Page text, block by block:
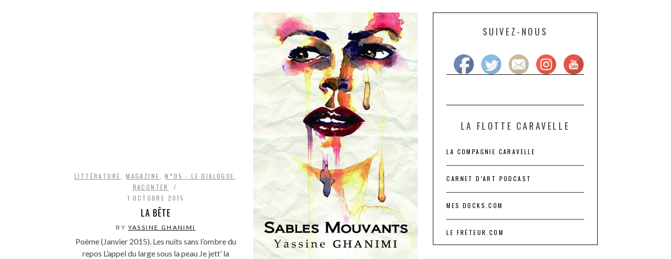
LITTÉRATURE,MAGAZINE,N°05 - LE DIALOGUE,
RACONTER
1 OCTOBRE 2015
LA BÊTE
BY YASSINE GHANIMI
Poème (Janvier 2015). Les nuits sans l’ombre du
repos L’appel du large sous la peau Je jett’ la
SUIVEZ-NOUS
LA FLOTTE CARAVELLE
LA COMPAGNIE CARAVELLE
CARNET D’ART PODCAST
MES DOCKS.COM
LE FRÉTEUR.COM